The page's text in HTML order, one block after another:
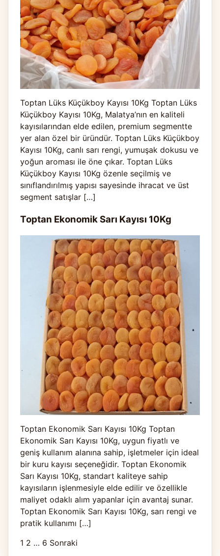
Toptan Lüks Küçükboy Kayısı 10Kg Toptan Lüks
Küçükboy Kayısı 10Kg, Malatya’nın en kaliteli
kayısılarından elde edilen, premium segmentte
yer alan özel bir üründür. Toptan Lüks Küçükboy
Kayısı 10Kg, canlı sarı rengi, yumuşak dokusu ve
yoğun aroması ile öne çıkar. Toptan Lüks
Küçükboy Kayısı 10Kg özenle seçilmiş ve
sınıflandırılmış yapısı sayesinde ihracat ve üst
segment satışlar […]
Toptan Ekonomik Sarı Kayısı 10Kg
Toptan Ekonomik Sarı Kayısı 10Kg Toptan
Ekonomik Sarı Kayısı 10Kg, uygun fiyatlı ve
geniş kullanım alanına sahip, işletmeler için ideal
bir kuru kayısı seçeneğidir. Toptan Ekonomik
Sarı Kayısı 10Kg, standart kaliteye sahip
kayısıların işlenmesiyle elde edilir ve özellikle
maliyet odaklı alım yapanlar için avantaj sunar.
Toptan Ekonomik Sarı Kayısı 10Kg, sarı rengi ve
pratik kullanımı […]
Yazı
1 2 … 6 Sonraki